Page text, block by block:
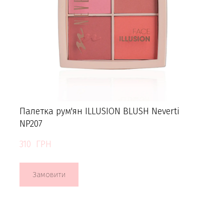
Палетка рум'ян ILLUSION BLUSH Neverti
NP207
310  ГРН
Замовити